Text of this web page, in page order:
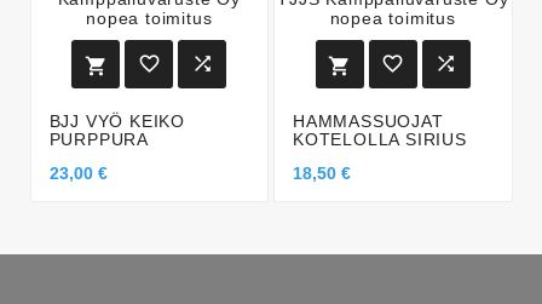
  
BJJ VYÖ KEIKO
PURPPURA
23,00 €
  
HAMMASSUOJAT
KOTELOLLA SIRIUS
18,50 €